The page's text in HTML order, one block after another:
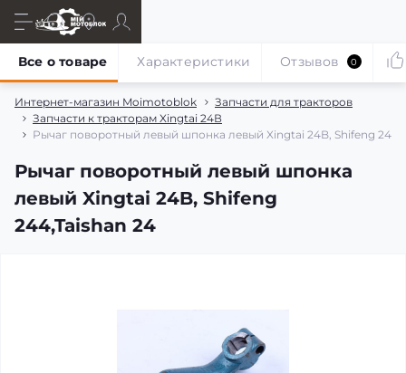
Интернет-магазин Moimotoblok
Запчасти для тракторов
Запчасти к тракторам Xingtai 24В
Рычаг поворотный левый шпонка левый Xingtai 24B, Shifeng
Рычаг поворотный левый шпонка
левый Xingtai 24B, Shifeng
244,Taishan 24
Все о товаре Характеристики Отзывов 0